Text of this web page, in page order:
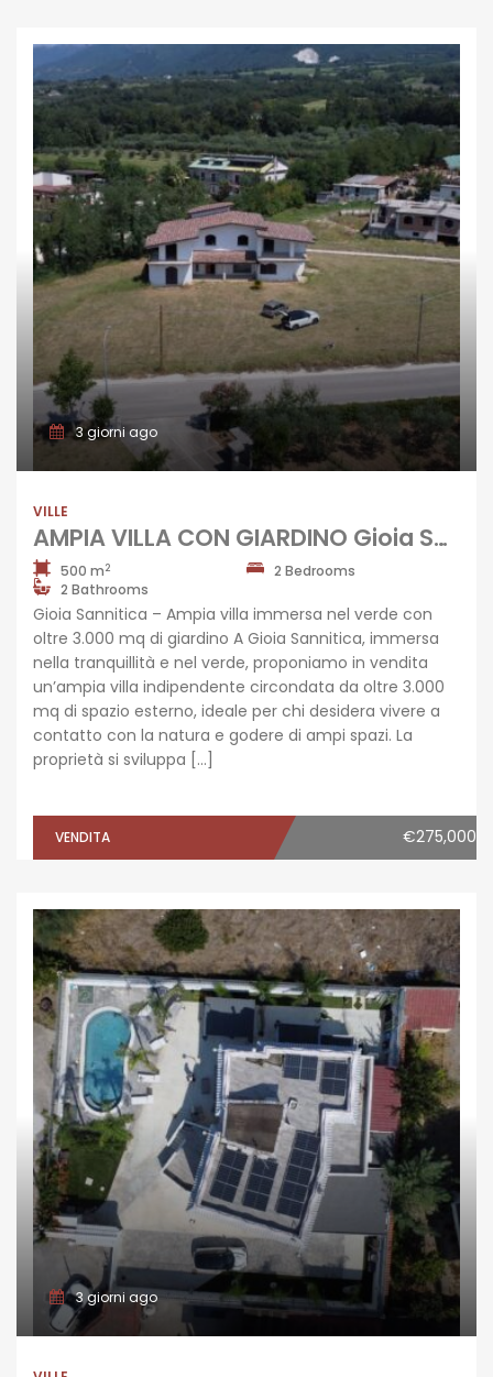
3 giorni ago
VILLE
AMPIA VILLA CON GIARDINO Gioia Sannitica
500 m2
2 Bedrooms
2 Bathrooms
Gioia Sannitica – Ampia villa immersa nel verde con
oltre 3.000 mq di giardino A Gioia Sannitica, immersa
nella tranquillità e nel verde, proponiamo in vendita
un’ampia villa indipendente circondata da oltre 3.000
mq di spazio esterno, ideale per chi desidera vivere a
contatto con la natura e godere di ampi spazi. La
proprietà si sviluppa […]
VENDITA €275,000
3 giorni ago